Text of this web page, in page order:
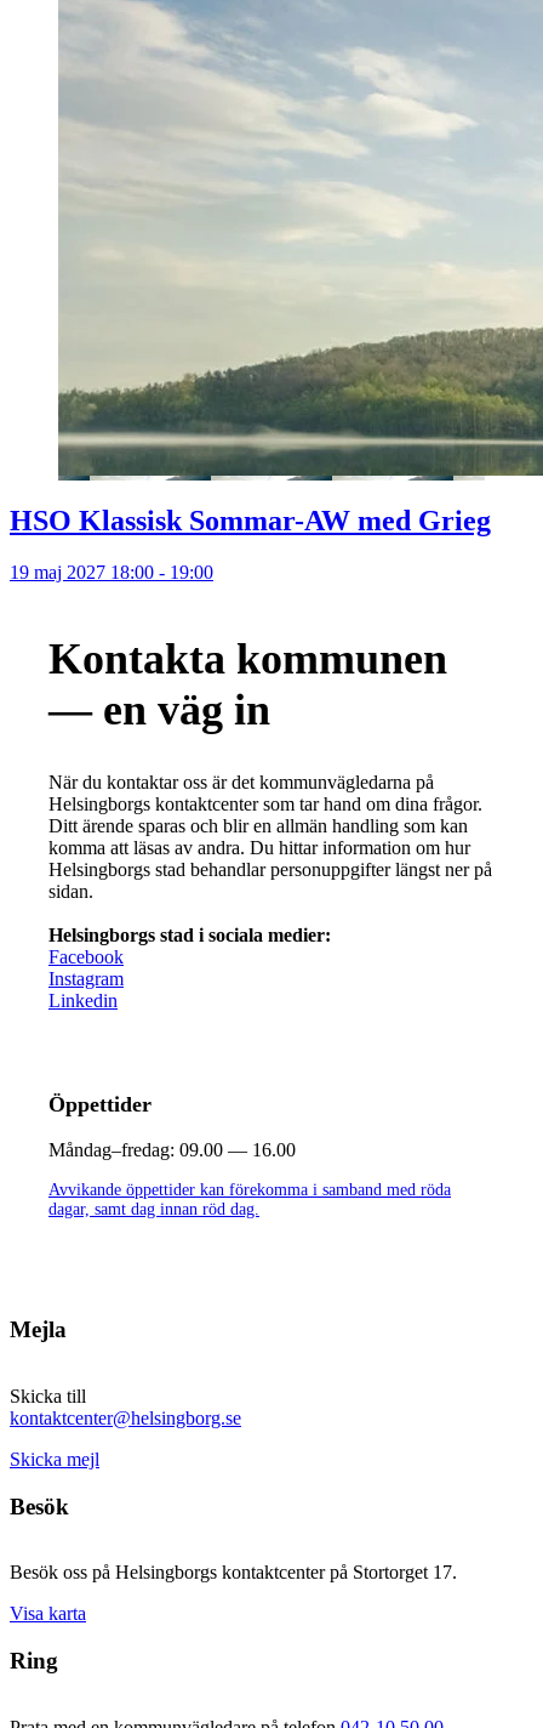
HSO Klassisk Sommar-AW med Grieg
19 maj 2027 18:00 - 19:00
Kontakta kommunen
— en väg in
När du kontaktar oss är det kommunvägledarna på
Helsingborgs kontaktcenter som tar hand om dina frågor.
Ditt ärende sparas och blir en allmän handling som kan
komma att läsas av andra. Du hittar information om hur
Helsingborgs stad behandlar personuppgifter längst ner på
sidan.
Helsingborgs stad i sociala medier:
Facebook
Instagram
Linkedin
Öppettider
Måndag–fredag: 09.00 — 16.00
Avvikande öppettider kan förekomma i samband med röda
dagar, samt dag innan röd dag.
Mejla
Skicka till
kontaktcenter@helsingborg.se
Skicka mejl
Besök
Besök oss på Helsingborgs kontaktcenter på Stortorget 17.
Visa karta
Ring